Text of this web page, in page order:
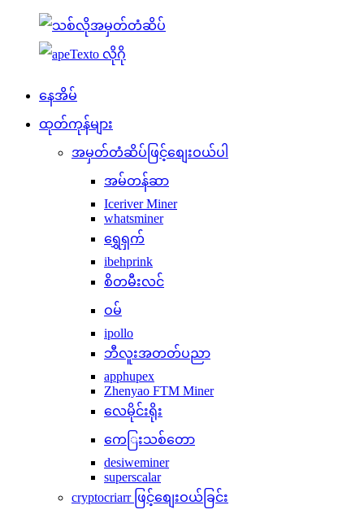
နေအိမ်
ထုတ်ကုန်များ
အမှတ်တံဆိပ်ဖြင့်စျေးဝယ်ပါ
အမ်တန်ဆာ
Iceriver Miner
whatsminer
ရွှေရှက်
ibehprink
စိတမီးလင်
ဝမ်
ipollo
ဘီလူးအတတ်ပညာ
apphupex
Zhenyao FTM Miner
လေမိုင်းရိုး
ကေြးသစ်တော
desiweminer
superscalar
cryptocriarr ဖြင့်စျေးဝယ်ခြင်း